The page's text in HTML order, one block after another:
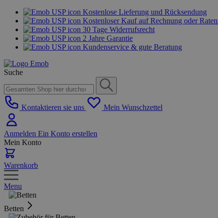
Kostenlose Lieferung und Rücksendung
Kostenloser Kauf auf Rechnung oder
30 Tage Widerrufsrecht
2 Jahre Garantie
Kundenservice & gute Beratung
Suche
Kontaktieren sie uns Mein Wunschzettel
Anmelden Ein Konto erstellen
Mein Konto
Warenkorb
Menu
Betten